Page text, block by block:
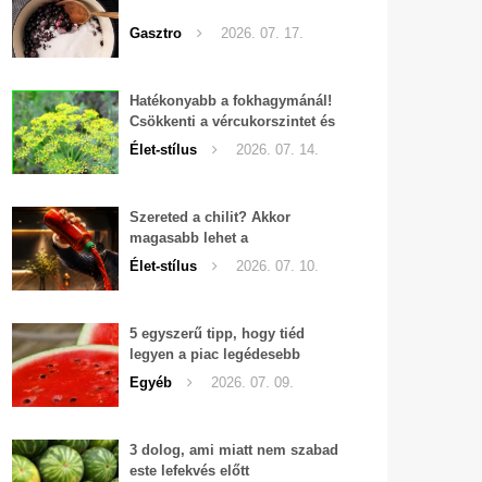
Gasztro 2026. 07. 17.
Hatékonyabb a fokhagymánál!
Csökkenti a vércukorszintet és
a magas vérnyomást is!
Élet-stílus 2026. 07. 14.
Szereted a chilit? Akkor
magasabb lehet a
tesztoszteron-szinted
Élet-stílus 2026. 07. 10.
5 egyszerű tipp, hogy tiéd
legyen a piac legédesebb
görögdinnyéje
Egyéb 2026. 07. 09.
3 dolog, ami miatt nem szabad
este lefekvés előtt